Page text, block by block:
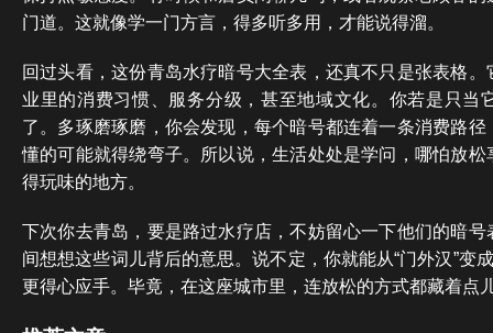
门道。这就像学一门方言，得多听多用，才能说得溜。
回过头看，这份青岛水疗暗号大全表，还真不只是张表格
业里的消费习惯、服务分级，甚至地域文化。你若是只当
了。多琢磨琢磨，你会发现，每个暗号都连着一条消费路
懂的可能就得绕弯子。所以说，生活处处是学问，哪怕放
得玩味的地方。
下次你去青岛，要是路过水疗店，不妨留心一下他们的暗
间想想这些词儿背后的意思。说不定，你就能从“门外汉”变
更得心应手。毕竟，在这座城市里，连放松的方式都藏着点